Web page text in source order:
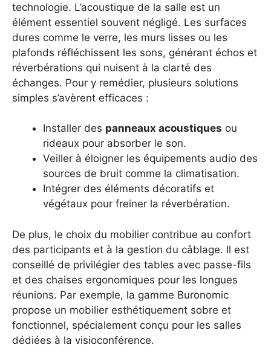
technologie. L’acoustique de la salle est un
élément essentiel souvent négligé. Les surfaces
dures comme le verre, les murs lisses ou les
plafonds réfléchissent les sons, générant échos et
réverbérations qui nuisent à la clarté des
échanges. Pour y remédier, plusieurs solutions
simples s’avèrent efficaces :
Installer des panneaux acoustiques ou
rideaux pour absorber le son.
Veiller à éloigner les équipements audio des
sources de bruit comme la climatisation.
Intégrer des éléments décoratifs et
végétaux pour freiner la réverbération.
De plus, le choix du mobilier contribue au confort
des participants et à la gestion du câblage. Il est
conseillé de privilégier des tables avec passe-fils
et des chaises ergonomiques pour les longues
réunions. Par exemple, la gamme Buronomic
propose un mobilier esthétiquement sobre et
fonctionnel, spécialement conçu pour les salles
dédiées à la visioconférence.